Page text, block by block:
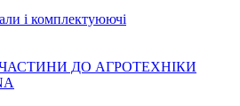
і комплектуюючі
ДО АГРОТЕХНІКИ